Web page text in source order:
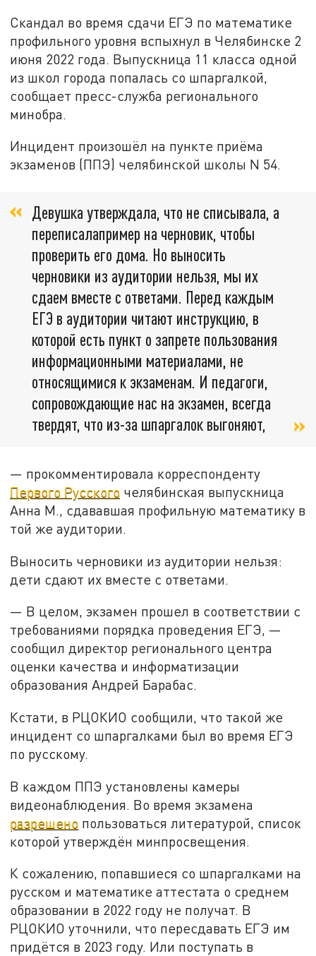
Скандал во время сдачи ЕГЭ по математике
профильного уровня вспыхнул в Челябинске 2
июня 2022 года. Выпускница 11 класса одной
из школ города попалась со шпаргалкой,
сообщает пресс-служба регионального
минобра.
Инцидент произошёл на пункте приёма
экзаменов (ППЭ) челябинской школы N 54.
Девушка утверждала, что не списывала, а
переписалапример на черновик, чтобы
проверить его дома. Но выносить
черновики из аудитории нельзя, мы их
сдаем вместе с ответами. Перед каждым
ЕГЭ в аудитории читают инструкцию, в
которой есть пункт о запрете пользования
информационными материалами, не
относящимися к экзаменам. И педагоги,
сопровождающие нас на экзамен, всегда
твердят, что из-за шпаргалок выгоняют,
— прокомментировала корреспонденту
Первого Русского челябинская выпускница
Анна М., сдававшая профильную математику в
той же аудитории.
Выносить черновики из аудитории нельзя:
дети сдают их вместе с ответами.
— В целом, экзамен прошел в соответствии с
требованиями порядка проведения ЕГЭ, —
сообщил директор регионального центра
оценки качества и информатизации
образования Андрей Барабас.
Кстати, в РЦОКИО сообщили, что такой же
инцидент со шпаргалками был во время ЕГЭ
по русскому.
В каждом ППЭ установлены камеры
видеонаблюдения. Во время экзамена
разрешено пользоваться литературой, список
которой утверждён минпросвещения.
К сожалению, попавшиеся со шпаргалками на
русском и математике аттестата о среднем
образовании в 2022 году не получат. В
РЦОКИО уточнили, что пересдавать ЕГЭ им
придётся в 2023 году. Или поступать в